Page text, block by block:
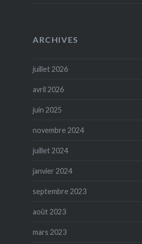
ARCHIVES
juillet 2026
avril 2026
juin 2025
novembre 2024
juillet 2024
janvier 2024
septembre 2023
août 2023
mars 2023